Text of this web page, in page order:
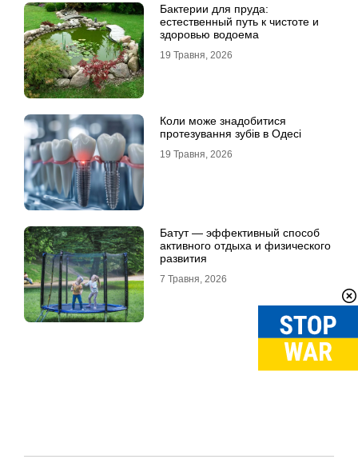
Бактерии для пруда:
естественный путь к чистоте и
здоровью водоема
19 Травня, 2026
Коли може знадобитися
протезування зубів в Одесі
19 Травня, 2026
Батут — эффективный способ
активного отдыха и физического
развития
7 Травня, 2026